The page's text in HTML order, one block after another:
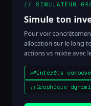
// SIMULATEUR
Simule ton
Pour voir
allocation sur le long
actions vs mixte avec
Intérêts
Graphique